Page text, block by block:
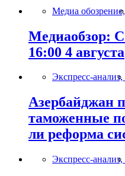
Медиа обозрение,
Медиаобзор: С
16:00 4 августа
Экспресс-анализ,
Азербайджан
таможенные
ли реформа
Экспресс-анализ,